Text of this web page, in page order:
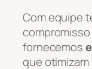
Com equipe
fornecemos
que